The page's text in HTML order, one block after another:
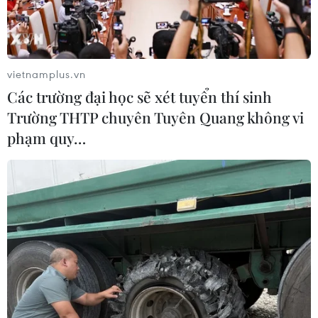
Bộ trưởng Công thương Ấn Độ Piyush Goyal. (Ảnh: DNA India)
Theo phóng viên TTXVN tại New Delhi, Bộ
trưởng Công thương Ấn Độ Piyush Goyal ngày
27/8 cho rằng các cộng đồng doanh nghiệp của
Ấn Độ và Hiệp hội các quốc gia Đông Nam Á
(ASEAN) cần nỗ lực để giải quyết những khác
vietnamplus.vn
Các trường đại học sẽ xét tuyển thí sinh
Trường THTP chuyên Tuyên Quang không vi
phạm quy…